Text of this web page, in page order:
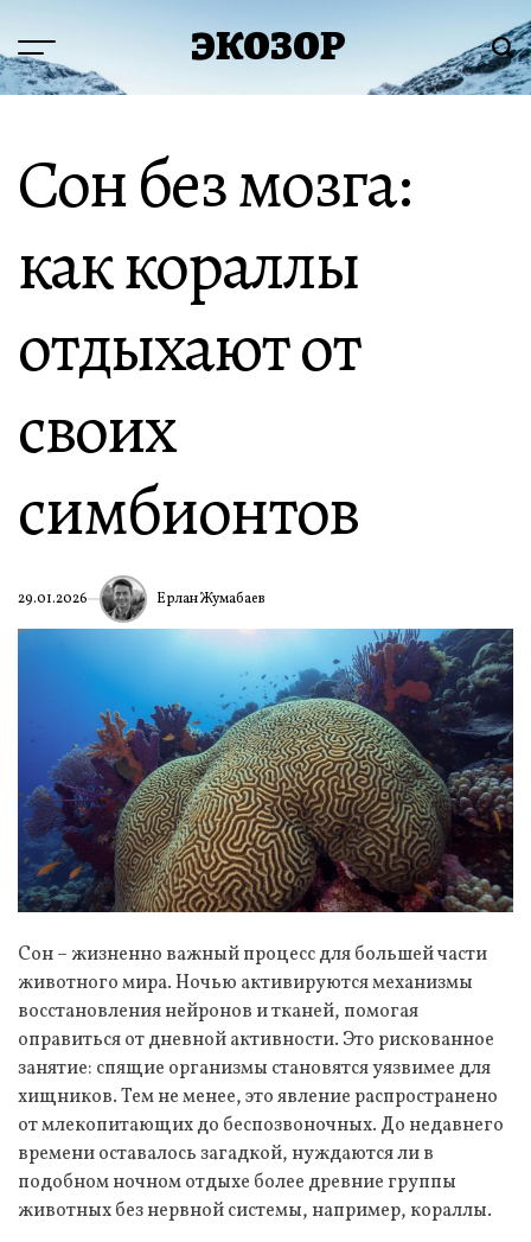
содержимому
Меню ЭКОЗОР
Сон без мозга:
как кораллы
отдыхают от
своих
симбионтов
29.01.2026 Ерлан Жумабаев
Сон – жизненно важный процесс для большей части
животного мира. Ночью активируются механизмы
восстановления нейронов и тканей, помогая
оправиться от дневной активности. Это рискованное
занятие: спящие организмы становятся уязвимее для
хищников. Тем не менее, это явление распространено
от млекопитающих до беспозвоночных. До недавнего
времени оставалось загадкой, нуждаются ли в
подобном ночном отдыхе более древние группы
животных без нервной системы, например, кораллы.